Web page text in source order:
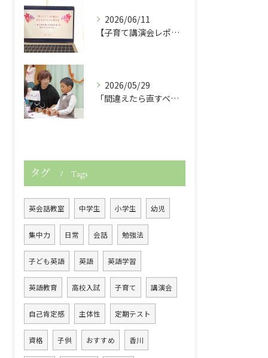
2026/06/11
【子育て講演会レポート】「早くして！」が減ると子どもは伸びる！
2026/05/29
「間違えたら直すべき？」子どもの英語力を伸ばす関わり方
タグ Tags
英会話教室 中学生 小学生 幼児
集中力 日常 会話 勉強法
子ども英語 英語 英語学習
英語教育 高校入試 子育て 講演会
自己肯定感 主体性 定期テスト
資格 子供 おすすめ 香川